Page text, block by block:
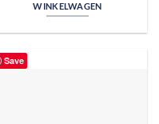
WINKELWAGEN
Save